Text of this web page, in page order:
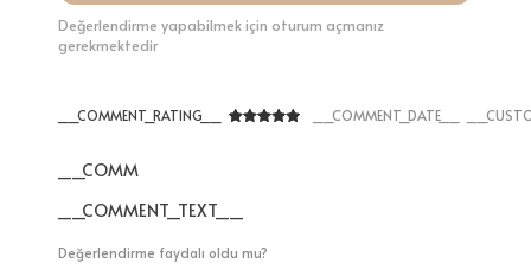
Değerlendirme yapabilmek için oturum açmanız
gerekmektedir
__COMMENT_RATING__ __COMMENT_DATE__
__COMMENT_THUMBNAIL_IMG__
__COMMENT_TEXT__
Değerlendirme faydalı oldu mu?